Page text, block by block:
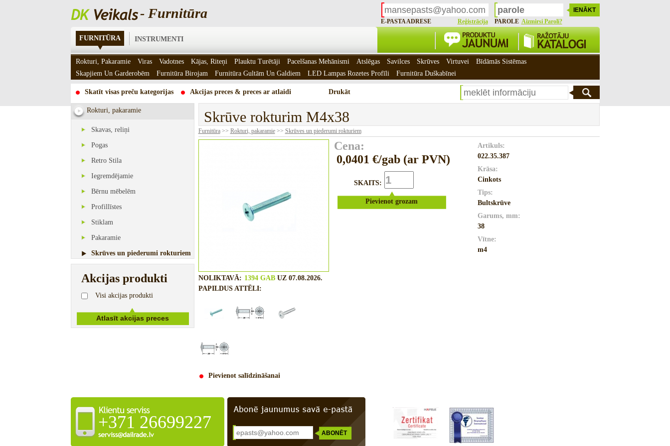
- Furnitūra
E-PASTA ADRESE Reģistrācija PAROLE Aizmirsi Paroli?
FURNITŪRA INSTRUMENTI
Skatīt visas preču kategorijas Akcijas preces & preces ar atlaidi Drukāt
Rokturi, pakaramie
Skavas, reliņi
Pogas
Retro Stila
Iegremdējamie
Bērnu mēbelēm
Profillīstes
Stiklam
Pakaramie
Skrūves un piederumi rokturiem
Akcijas produkti
Visi akcijas produkti
Skrūve rokturim M4x38
Furnitūra>> Rokturi, pakaramie>> Skrūves un piederumi rokturiem
Cena:
0,0401 €/gab (ar PVN)
SKAITS:
Pievienot grozam
NOLIKTAVĀ: 1394 GABUZ 07.08.2026.
PAPILDUS ATTĒLI:
Pievienot salīdzināšanai
Artikuls:
022.35.387
Krāsa:
Cinkots
Tips:
Bultskrūve
Garums, mm:
38
Vītne:
m4
+371 26699227
Rokturi, Pakaramie Viras Vadotnes Kājas, Riteņi Plauktu Turētāji Pacelšanas Mehānismi Atslēgas Savilces Skrūves Virtuvei
Bīdāmās Sistēmas
Skapjiem Un Garderobēm
Furnitūra Birojam Furnitūra Gultām Un Galdiem LED Lampas Rozetes Profīli Furnitūra Duškabīnei